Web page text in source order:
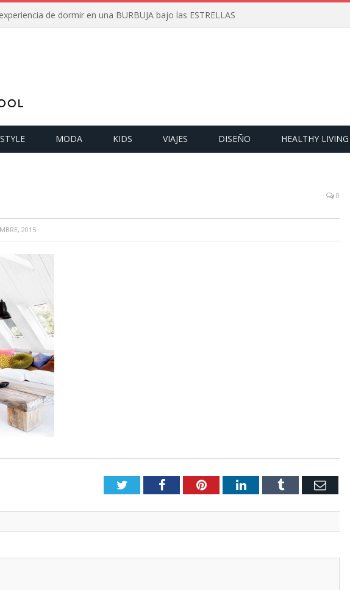
de dormir en una BURBUJA bajo las ESTRELLAS
MODA KIDS VIAJES DISEÑO HEALTHY LIVING
0
2015
TwitterFacebookPinterestLinkedInTumblr Email